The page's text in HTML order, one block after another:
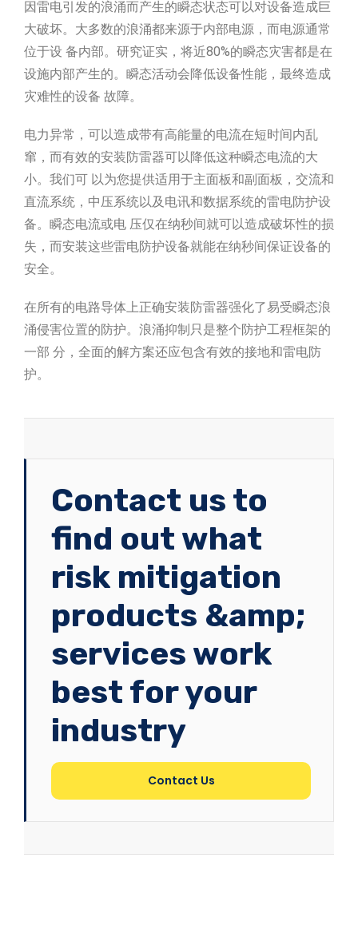
因雷电引发的浪涌而产生的瞬态状态可以对设备造成巨
大破坏。大多数的浪涌都来源于内部电源，而电源通常
位于设 备内部。研究证实，将近80%的瞬态灾害都是在
设施内部产生的。瞬态活动会降低设备性能，最终造成
灾难性的设备 故障。
电力异常，可以造成带有高能量的电流在短时间内乱
窜，而有效的安装防雷器可以降低这种瞬态电流的大
小。我们可 以为您提供适用于主面板和副面板，交流和
直流系统，中压系统以及电讯和数据系统的雷电防护设
备。瞬态电流或电 压仅在纳秒间就可以造成破坏性的损
失，而安装这些雷电防护设备就能在纳秒间保证设备的
安全。
在所有的电路导体上正确安装防雷器强化了易受瞬态浪
涌侵害位置的防护。浪涌抑制只是整个防护工程框架的
一部 分，全面的解方案还应包含有效的接地和雷电防
护。
Contact us to
find out what
risk mitigation
products &amp;
services work
best for your
industry
Contact Us